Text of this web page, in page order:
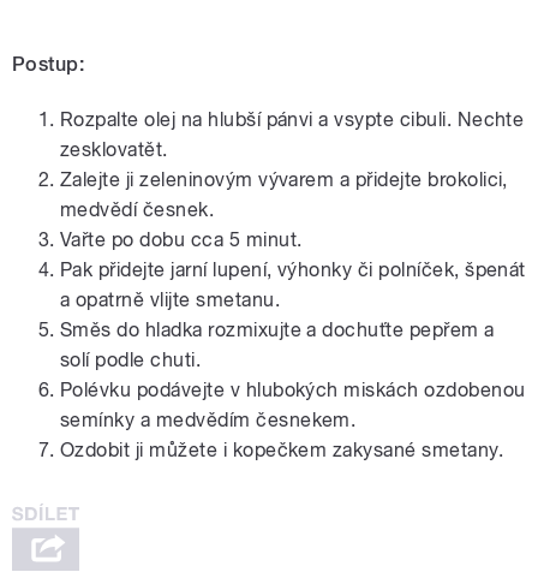
Postup:
Rozpalte olej na hlubší pánvi a vsypte cibuli. Nechte
zesklovatět.
Zalejte ji zeleninovým vývarem a přidejte brokolici,
medvědí česnek.
Vařte po dobu cca 5 minut.
Pak přidejte jarní lupení, výhonky či polníček, špenát
a opatrně vlijte smetanu.
Směs do hladka rozmixujte a dochuťte pepřem a
solí podle chuti.
Polévku podávejte v hlubokých miskách ozdobenou
semínky a medvědím česnekem.
Ozdobit ji můžete i kopečkem zakysané smetany.